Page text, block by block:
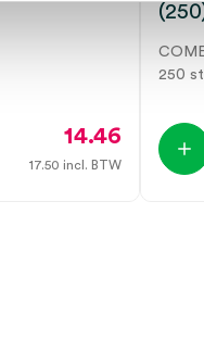
14.46
17.50 incl. BTW
250